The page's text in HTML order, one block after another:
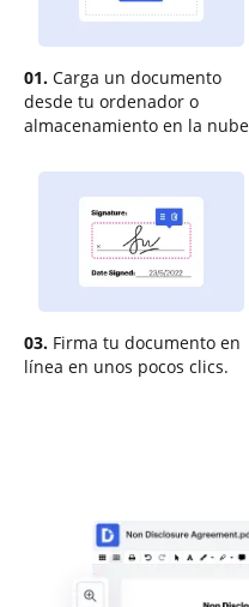
01. Carga un documento
desde tu ordenador o
almacenamiento en la
03. Firma tu documento en
línea en unos pocos clics.